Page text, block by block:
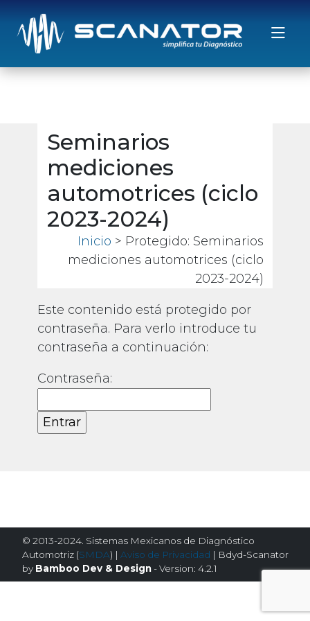
Saltar al contenido
Seminarios
mediciones
automotrices (ciclo
2023-2024)
Inicio > Protegido: Seminarios
mediciones automotrices (ciclo
2023-2024)
Este contenido está protegido por
contraseña. Para verlo introduce tu
contraseña a continuación:
Contraseña:
© 2013-2024. Sistemas Mexicanos de Diagnóstico
Automotriz (SMDA) | Aviso de Privacidad | Bdyd-Scanator
by Bamboo Dev & Design- Version: 4.2.1